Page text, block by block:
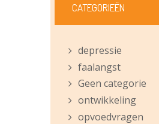
CATEGORIEËN
depressie
faalangst
Geen categorie
ontwikkeling
opvoedvragen